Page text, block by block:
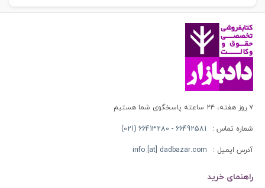
۷ روز هفته، ۲۴ ساعته پاسخگوی شما هستیم
شماره تماس : 66492581 - 66413280 (021)
آدرس ایمیل : info [at] dadbazar.com
راهنمای خرید